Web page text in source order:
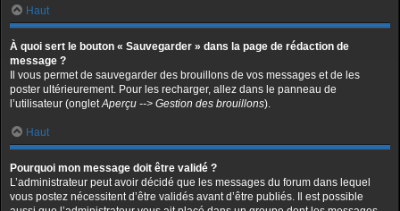
Haut
À quoi sert le bouton « Sauvegarder » dans la page de rédaction de
message ?
Il vous permet de sauvegarder des brouillons de vos messages et de les
poster ultérieurement. Pour les recharger, allez dans le panneau de
l’utilisateur (ongletAperçu --> Gestion des brouillons).
Haut
Pourquoi mon message doit être validé ?
L’administrateur peut avoir décidé que les messages du forum dans lequel
vous postez nécessitent d’être validés avant d’être publiés. Il est possible